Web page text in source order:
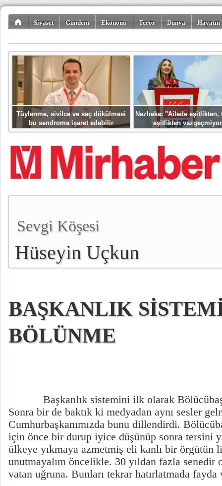
Siyaset Gündem Ekonomi Terör Dünya
Tüylenme, sivilce ve saç dökülmesi
bu sendroma işaret edebilir
Nazlıaka: ''Ailede eşitlikten,
eşitlikten
Sevgi Köşesi
Hüseyin Uçkun
BAŞKANLIK
BÖLÜNME
Başkanlık sistemini ilk olarak
Sonra bir de baktık ki medyadan aynı sesler
Cumhurbaşkanımızda bunu dillendirdi.
için önce bir durup iyice düşünüp sonra tersini
ülkeye yıkmaya azmetmiş eli kanlı bir örgütün
unutmayalım öncelikle. 30 yıldan fazla senedir
vatan uğruna. Bunları tekrar hatırlatmada fayda